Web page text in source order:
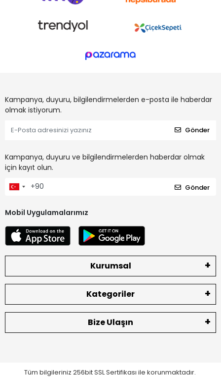
Kampanya, duyuru, bilgilendirmelerden e-posta ile haberdar
olmak istiyorum.
Gönder
Kampanya, duyuru ve bilgilendirmelerden haberdar olmak
için kayıt olun.
Gönder
Mobil Uygulamalarımız
Kurumsal
Kategoriler
Bize Ulaşın
Tüm bilgileriniz 256bit SSL Sertifikası ile korunmaktadır.